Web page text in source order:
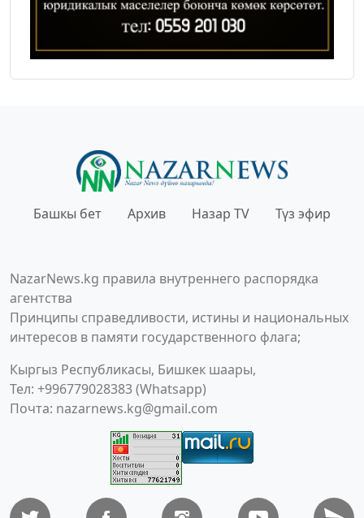
Башкы бет Архив Назар TV Түз эфир
NazarNews.kg правила внутреннего распорядка
агентства
Принципы справедливости, истины и национальных
интересов в памяти государственного флага;
Кыргыз Республикасы, Бишкек шаары,
Тел: +996779028383 (Whatsapp)
Почта: nazarnews.kg@gmail.com